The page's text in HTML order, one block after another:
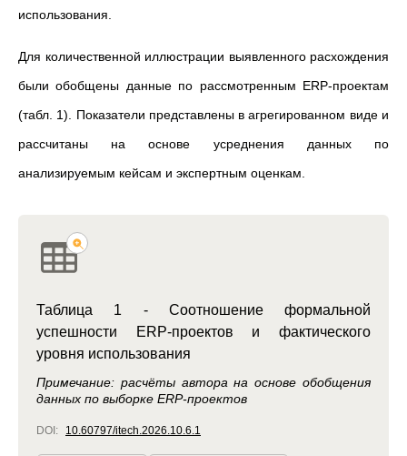
использования.
Для количественной иллюстрации выявленного расхождения
были обобщены данные по рассмотренным ERP-проектам
(табл. 1). Показатели представлены в агрегированном виде и
рассчитаны на основе усреднения данных по
анализируемым кейсам и экспертным оценкам.
Таблица 1 - Соотношение формальной
успешности ERP-проектов и фактического
уровня использования
Примечание: расчёты автора на основе обобщения
данных по выборке ERP-проектов
DOI: 10.60797/itech.2026.10.6.1